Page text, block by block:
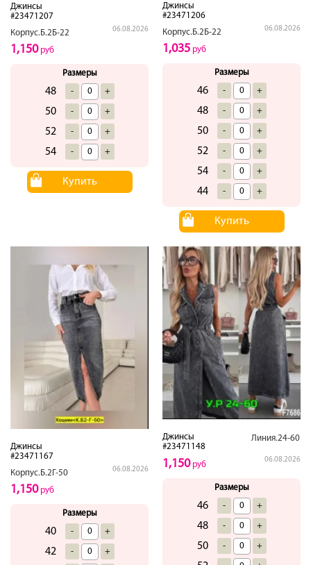
Джинсы
#23471207
Корпус.Б.2Б-22
06.08.2026
1,150руб
Размеры
48 - +
50 - +
52 - +
54 - +
Купить
Джинсы
#23471206
Корпус.Б.2Б-22
06.08.2026
1,035 руб
Размеры
46 - +
48 - +
50 - +
52 - +
54 - +
44 - +
Купить
Джинсы
#23471167
Корпус.Б.2Г-50
06.08.2026
1,150руб
Размеры
40 - +
42 - +
Джинсы
#23471148
Линия.24-60
06.08.2026
1,150руб
Размеры
46 - +
48 - +
50 - +